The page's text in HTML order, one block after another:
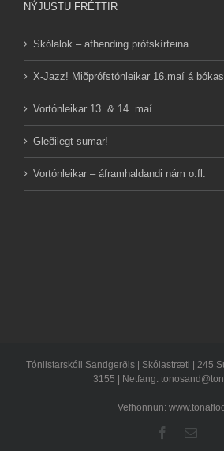
NÝJUSTU FRÉTTIR
Skólalok – afhending prófskírteina
X-Jazz! Miðprófstónleikar 16.maí á
Vortónleikar 13. & 14. maí
Gleðilegt sumar!
Vortónleikar – áframhaldandi nám o.fl.
Tónlistarskóli Sandgerðis | Skólastræti | 245
3155 | Netfang:
Vefhönnun:
Facebook
Email